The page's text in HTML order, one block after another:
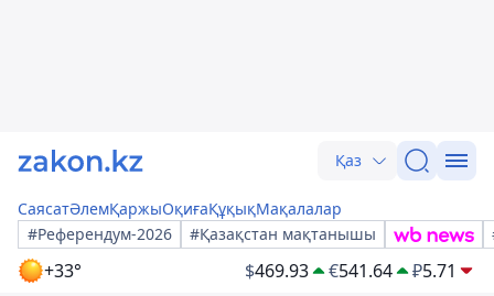
Қаз
СаясатӘлемҚаржыОқиғаҚұқықМақалалар
#Референдум-2026
#Қазақстан мақтанышы
+33° $469.93 €541.64 ₽5.71